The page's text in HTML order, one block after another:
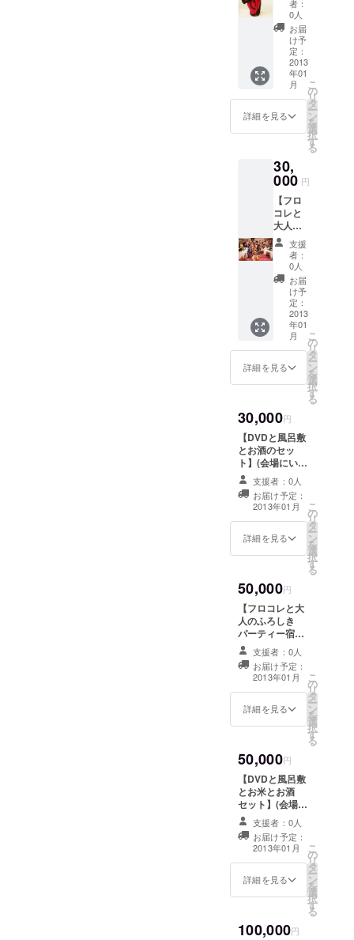
か１つ
をお選
び下さ
い(画像
は「ピ
ンクの
枝豆」
を選ん
だ場合
の方に
はお名
前をお
入れし
ます(3
文字以
内) ●風
呂敷の
御祝儀
袋 1袋 ●
お菓子
の風呂
敷ラッ
ピング
●1000
円を支
品
場にい
らっ
しゃれ
ない方
向け) ●
オリジ
ナル新
潟風呂
敷 1枚
※
「ピン
豆」か
「ブ
ルーの
南蛮海
老」の
どちら
か１つ
をお選
び下さ
い ※
ご希望
の方に
はお名
前をお
入れし
ます(3
文字以
包んで
します
(画像は
「ピン
クの枝
豆」を
選択し
た場合)
お酒(4
合瓶) 1
●1000
円を支
援した
際のリ
ターン
者：
0人
お届
け予
定：
2013
年01
月
詳細を見る
こ
の
リ
タ
ー
ン
を
選
択
す
る
30,
000 円
【フロ
コレと
大人の
風呂敷
パー
ティー
ご招待
セッ
ト】 ●
フロコ
レVIP席
ご招待
1名様 ●
当日夜
に開催
される
ふろし
きパー
ティー
ご招待
1名様
※ 大
人のふ
ろしき
パー
(画像は
集合写
敷が好
き」と
いう共
通点を
持つ方
たちが
世代を
超えて
集ま
り、そ
の魅力
につい
たり、
懇親を
深める
パー
ティー
です(飲
食あり)
※
ANAク
プラザ
ホテル
時半か
支援
者：
0人
お届
け予
定：
2013
年01
月
詳細を見る
こ
の
リ
タ
ー
ン
を
選
択
す
る
30,000円
【DVDと風呂敷
とお酒のセッ
ト】(会場にい
らっしゃれない
人向け) ●フロコ
レのDVD 1枚 ●
オリジナル新潟
風呂敷 1枚 ※
「ピンクの枝
どちらか1つをお
選び下さい ※
ご希望の方には
お名前をお入れ
します(3文字以
内) ●新潟のお酒
セット(4合瓶) 3
本 ●1000円を支
援した際のリ
ターン品
支援者：0人
お届け予定：
2013年01月
詳細を見る
こ
の
リ
タ
ー
ン
を
選
択
す
る
50,000円
【フロコレと大
人のふろしき
パーティー宿泊
付きセット】 ●
フロコレのVIP席
ご招待 1名様 ●
当日夜に開催さ
れる大人のふろ
しきパーティー
「風呂敷が好
き」という共通
点を持つ方たち
が世代を超えて
集まり、その魅
力について語っ
たり、懇親を深
めるパーティー
です(飲食あり)
※ ANAクラウ
ンプラザホテル
新潟で当日17時
間) ●ANAクラウ
ンプラザホテル
支援者：0人
お届け予定：
2013年01月
詳細を見る
こ
の
リ
タ
ー
ン
を
選
択
す
る
50,000円
【DVDと風呂敷
とお米とお酒
セット】(会場に
いらっしゃれな
い人向け) ●フロ
コレのDVD 1枚
●風呂敷で包んだ
美味しいお米 10
キロ ※ ご希望
以内) ●新潟のお
支援者：0人
お届け予定：
2013年01月
詳細を見る
こ
の
リ
タ
ー
ン
を
選
択
す
る
100,000円